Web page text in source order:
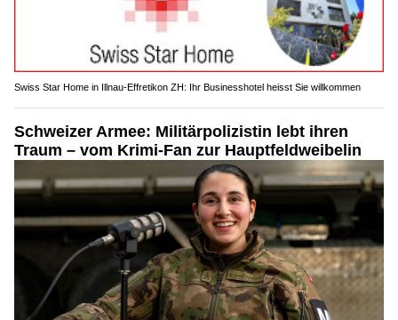
Swiss Star Home in Illnau-Effretikon ZH: Ihr Businesshotel heisst Sie willkommen
Schweizer Armee: Militärpolizistin lebt ihren
Traum – vom Krimi-Fan zur Hauptfeldweibelin